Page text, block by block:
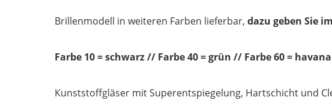
Brillenmodell in weiteren Farben lieferbar,dazu geben Sie
Farbe 10 = schwarz // Farbe 40 = grün// Farbe 60 = havana
Kunststoffgläser mit Superentspiegelung, Hartschicht und